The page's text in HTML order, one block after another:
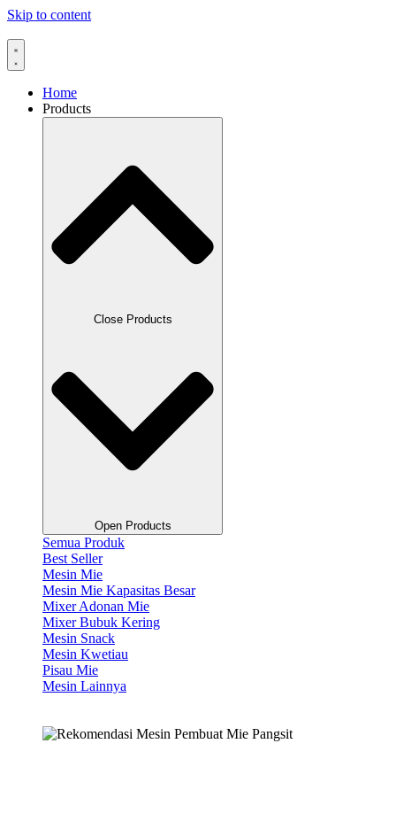
Skip to content
Home
Products
Close Products
Open Products
Semua Produk
Best Seller
Mesin Mie
Mesin Mie Kapasitas Besar
Mixer Adonan Mie
Mixer Bubuk Kering
Mesin Snack
Mesin Kwetiau
Pisau Mie
Mesin Lainnya